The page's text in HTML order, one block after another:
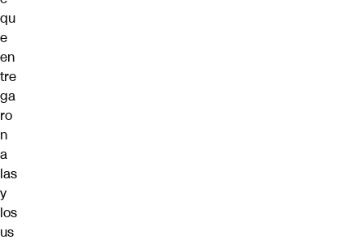
qu
e
en
tre
ga
ro
n
a
las
y
los
us